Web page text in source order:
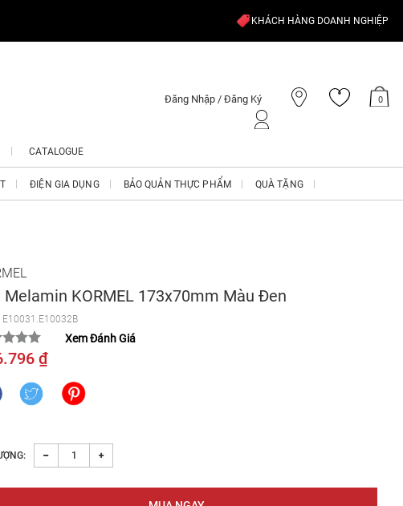
KHÁCH HÀNG DOANH NGHIỆP
Đăng Nhập / Đăng Ký 0
CATALOGUE
ĐIỆN GIA DỤNG BẢO QUẢN THỰC PHẨM QUÀ TẶNG
Melamin KORMEL 173x70mm Màu Đen
E10031.E10032B
Xem Đánh Giá
₫